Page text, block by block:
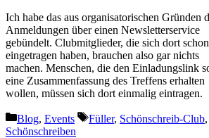
Ich habe das aus organisatorischen Gründen
Anmeldungen über einen Newsletterservice
gebündelt. Clubmitglieder, die sich dort schon
eingetragen haben, brauchen also gar nichts
machen. Menschen, die den Einladungslink
eine Zusammenfassung des Treffens erhalten
wollen, müssen sich dort einmalig eintragen.
Kategorien
Blog, Events Schlagwörter
Füller, Schönschreib-Club,
Schönschreiben